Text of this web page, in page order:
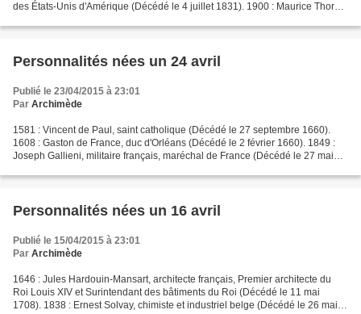
des États-Unis d'Amérique (Décédé le 4 juillet 1831). 1900 : Maurice Thorez,
Personnalités nées un 24 avril
Publié le 23/04/2015 à 23:01
Par Archimède
1581 : Vincent de Paul, saint catholique (Décédé le 27 septembre 1660).
1608 : Gaston de France, duc d'Orléans (Décédé le 2 février 1660). 1849 :
Joseph Gallieni, militaire français, maréchal de France (Décédé le 27 mai
Personnalités nées un 16 avril
Publié le 15/04/2015 à 23:01
Par Archimède
1646 : Jules Hardouin-Mansart, architecte français, Premier architecte du
Roi Louis XIV et Surintendant des bâtiments du Roi (Décédé le 11 mai
1708). 1838 : Ernest Solvay, chimiste et industriel belge (Décédé le 26 mai